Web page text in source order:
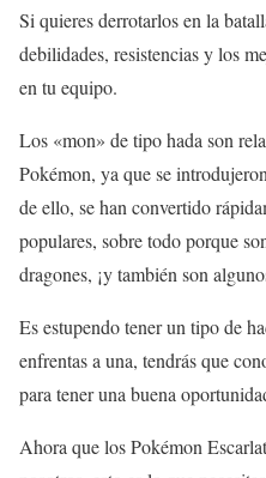
Si quieres derrotarlos en la
debilidades, resistencias y los
en tu equipo.
Los «mon» de tipo hada son
Pokémon, ya que se
de ello, se han convertido
populares, sobre todo porque
dragones, ¡y también son
Es estupendo tener un tipo de
enfrentas a una, tendrás que
para tener una buena
Ahora que los Pokémon